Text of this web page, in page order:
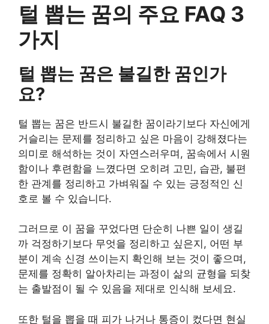
털 뽑는 꿈의 주요 FAQ 3
가지
털 뽑는 꿈은 불길한 꿈인가
요?
털 뽑는 꿈은 반드시 불길한 꿈이라기보다 자신에게
거슬리는 문제를 정리하고 싶은 마음이 강해졌다는
의미로 해석하는 것이 자연스러우며, 꿈속에서 시원
함이나 후련함을 느꼈다면 오히려 고민, 습관, 불편
한 관계를 정리하고 가벼워질 수 있는 긍정적인 신
호로 볼 수 있습니다.
그러므로 이 꿈을 꾸었다면 단순히 나쁜 일이 생길
까 걱정하기보다 무엇을 정리하고 싶은지, 어떤 부
분이 계속 신경 쓰이는지 확인해 보는 것이 좋으며,
문제를 정확히 알아차리는 과정이 삶의 균형을 되찾
는 출발점이 될 수 있음을 제대로 인식해 보세요.
또한 털을 뽑을 때 피가 나거나 통증이 컸다면 현실